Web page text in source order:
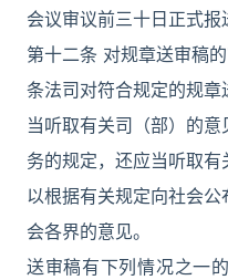
会议审议前三十日正式报
第十二条 对规章送审稿
条法司对符合规定的规
当听取有关司（部）的
务的规定，还应当听取
以根据有关规定向社会
会各界的意见。
送审稿有下列情况之一